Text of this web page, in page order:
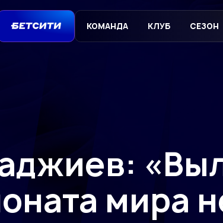
КОМАНДА КЛУБ СЕЗОН
мира